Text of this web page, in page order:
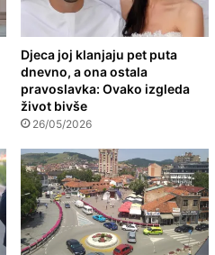
Djeca joj klanjaju pet puta
dnevno, a ona ostala
pravoslavka: Ovako izgleda
život bivše
26/05/2026